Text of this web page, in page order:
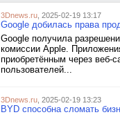
3Dnews.ru , 2025-02-19 13:17
Google добилась права
Google получила
комиссии Apple.
приобретённым через веб-
пользователей...
3Dnews.ru , 2025-02-19 13:23
BYD способна сломать